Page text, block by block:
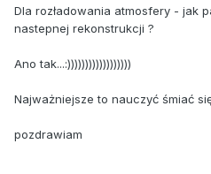
Dla rozładowania atmosfery - jak
nastepnej rekonstrukcji ?
Ano tak...:))))))))))))))))))
Najważniejsze to nauczyć śmiać
pozdrawiam